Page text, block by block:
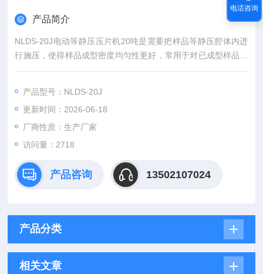
产品简介
NLDS-20J电动等静压压片机20吨是需要把样品等静压腔体内进
行施压，使得样品成型密度均匀性更好，常用于对已成型样品进
行二次加压，使室样品密度更均匀，也可以用于压制粉末，需要
产品型号：NLDS-20J
更新时间：2026-06-18
厂商性质：生产厂家
访问量：2718
产品咨询 13502107024
产品分类
相关文章
电话咨询